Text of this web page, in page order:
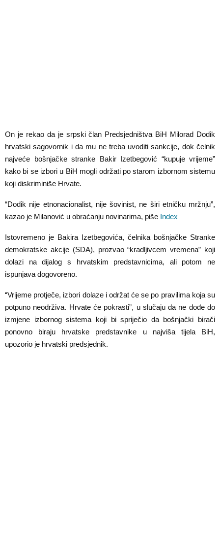
On je rekao da je srpski član Predsjedništva BiH Milorad Dodik
hrvatski sagovornik i da mu ne treba uvoditi sankcije, dok čelnik
najveće bošnjačke stranke Bakir Izetbegović “kupuje vrijeme”
kako bi se izbori u BiH mogli održati po starom izbornom sistemu
koji diskriminiše Hrvate.
“Dodik nije etnonacionalist, nije šovinist, ne širi etničku mržnju”,
kazao je Milanović u obraćanju novinarima, piše Index
Istovremeno je Bakira Izetbegovića, čelnika bošnjačke Stranke
demokratske akcije (SDA), prozvao “kradljivcem vremena” koji
dolazi na dijalog s hrvatskim predstavnicima, ali potom ne
ispunjava dogovoreno.
“Vrijeme protječe, izbori dolaze i održat će se po pravilima koja su
potpuno neodrživa. Hrvate će pokrasti”, u slučaju da ne dođe do
izmjene izbornog sistema koji bi spriječio da bošnjački birači
ponovno biraju hrvatske predstavnike u najviša tijela BiH,
upozorio je hrvatski predsjednik.